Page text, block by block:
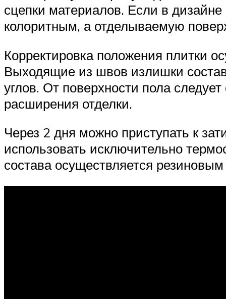
сцепки материалов. Если в
колоритным, а отделываемую
Корректировка положения плитки
Выходящие из швов излишки
углов. От поверхности пола
расширения отделки.
Через 2 дня можно приступать к
использовать исключительно
состава осуществляется